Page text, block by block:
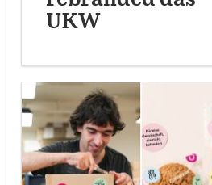
UKW